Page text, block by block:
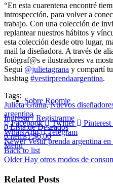
Sobre Roomie
Ingresar / Registrarme
0Lista de Deseados
0items / $0,00
Menu
“En esta cuarentena encontré
introspección, para volver a
trabajo. Con una colección de
replantear nuestros hábitos y
esta colección desde otro lugar,
mail la diseñadora. A través de
fotógraf@s e ilustradores va
Seguí @julietagrana y compartí
hashtag #vestirprendaargentina.
Tags:
Julieta Grana,Nuevos
argentina
Facebook
Twitter Pinterest
WhatsApp
Telegram
Newer Vestir prenda argentina
Back to list
Older Hay otros modos de
Related Posts